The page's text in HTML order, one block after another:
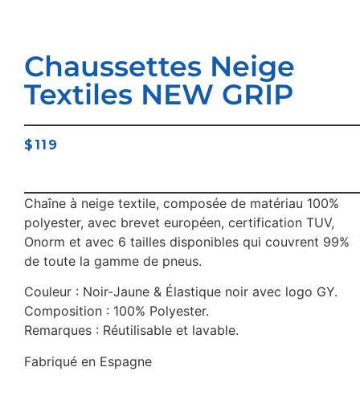
Chaussettes Neige
Textiles NEW GRIP
$ 119
Chaîne à neige textile, composée de matériau 100%
polyester, avec brevet européen, certification TUV,
Onorm et avec 6 tailles disponibles qui couvrent 99%
de toute la gamme de pneus.
Couleur : Noir-Jaune & Élastique noir avec logo GY.
Composition : 100% Polyester.
Remarques : Réutilisable et lavable.
Fabriqué en Espagne